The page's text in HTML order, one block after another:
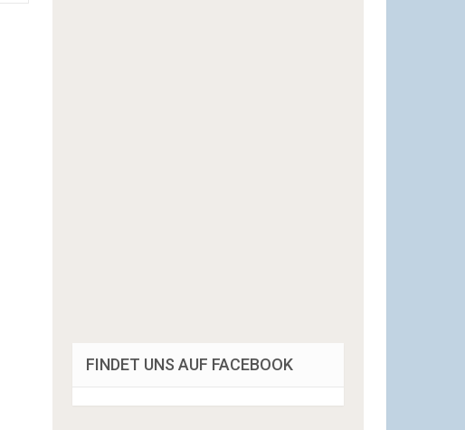
FINDET UNS AUF FACEBOOK